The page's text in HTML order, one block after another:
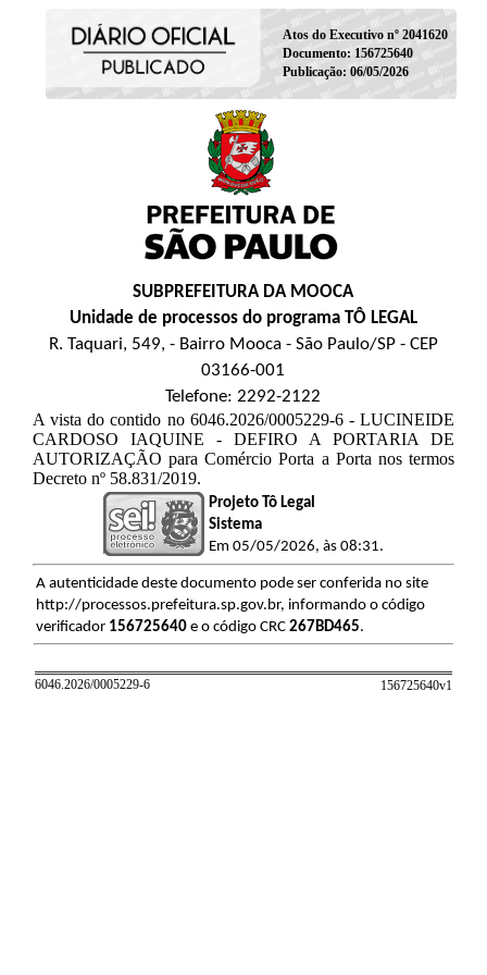
Atos do Executivo nº 2041620
Documento: 156725640
Publicação: 06/05/2026
SUBPREFEITURA DA MOOCA
Unidade de processos do programa TÔ LEGAL
R. Taquari, 549, - Bairro Mooca - São Paulo/SP - CEP
03166-001
Telefone: 2292-2122
A vista do contido no 6046.2026/0005229-6 - LUCINEIDE
CARDOSO IAQUINE - DEFIRO A PORTARIA DE
AUTORIZAÇÃO para Comércio Porta a Porta nos termos
Decreto nº 58.831/2019.
Projeto Tô Legal
Sistema
Em 05/05/2026, às 08:31.
A autenticidade deste documento pode ser conferida no site
http://processos.prefeitura.sp.gov.br, informando o código
verificador 156725640e o código CRC 267BD465.
6046.2026/0005229-6 156725640v1